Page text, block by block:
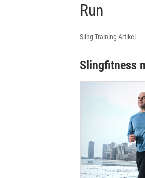
Run
Sling Training Artikel
Slingfitness